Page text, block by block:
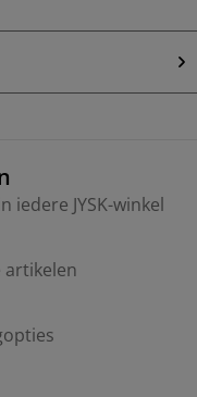
JYSK-winkel
artikelen